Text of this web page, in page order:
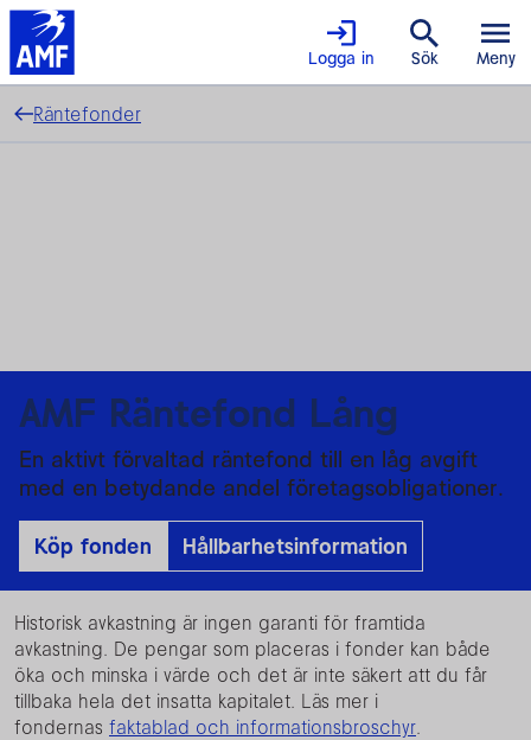
Logga in Sök Meny
Räntefonder
AMF Räntefond Lång
En aktivt förvaltad räntefond till en låg avgift
med en betydande andel företagsobligationer.
Köp fonden Hållbarhetsinformation
Historisk avkastning är ingen garanti för framtida
avkastning. De pengar som placeras i fonder kan både
öka och minska i värde och det är inte säkert att du får
tillbaka hela det insatta kapitalet. Läs mer i
fondernas faktablad och informationsbroschyr.